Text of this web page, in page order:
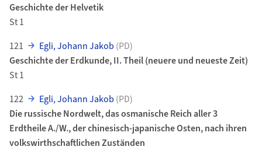
Geschichte der Helvetik
St 1
121
Egli, Johann Jakob (PD)
Geschichte der Erdkunde, II. Theil (neuere und neueste Zeit)
St 1
122
Egli, Johann Jakob (PD)
Die russische Nordwelt, das osmanische Reich aller 3
Erdtheile A./W., der chinesisch-japanische Osten, nach ihren
volkswirthschaftlichen Zuständen